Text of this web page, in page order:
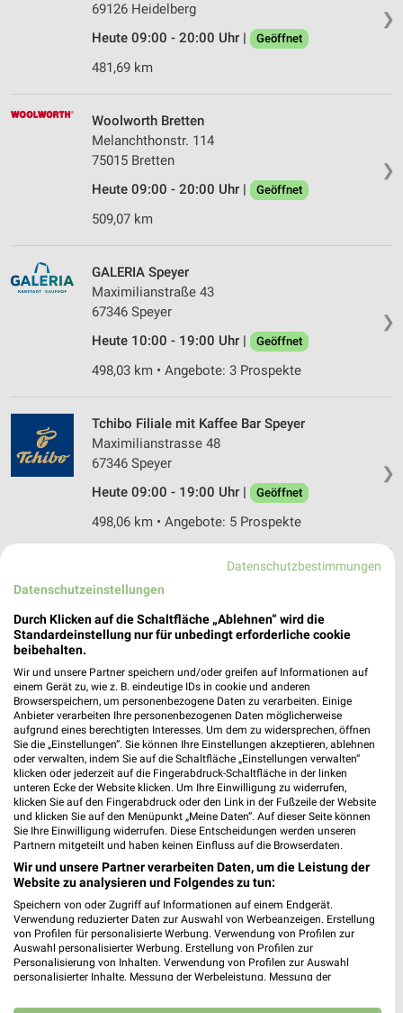
❯
69126 Heidelberg
Heute 09:00 - 20:00 Uhr |
Geöffnet
481,69 km
❯
Woolworth Bretten
Melanchthonstr. 114
75015 Bretten
Heute 09:00 - 20:00 Uhr |
Geöffnet
509,07 km
❯
GALERIA Speyer
Maximilianstraße 43
67346 Speyer
Heute 10:00 - 19:00 Uhr |
Geöffnet
498,03 km • Angebote: 3 Prospekte
❯
Tchibo Filiale mit Kaffee Bar Speyer
Maximilianstrasse 48
67346 Speyer
Heute 09:00 - 19:00 Uhr |
Geöffnet
498,06 km • Angebote: 5 Prospekte
Ernsting's family Speyer
Postplatz 1
67346 Speyer
Heute 09:00 - 19:00 Uhr |
Geöffnet
498,07 km
Ernsting's family Eppingen
Mühlbacher Straße 1
75031 Eppingen
Heute 09:00 - 19:00 Uhr | Geöffnet
491,26 km
Ernsting's family Schwetzingen
Carl-Theodor-Straße 7
68723 Schwetzingen
Heute 09:00 - 19:00 Uhr | Geöffnet
485,64 km
Datenschutzbestimmungen
Datenschutzeinstellungen
Durch Klicken auf die Schaltfläche „Ablehnen“ wird die
Standardeinstellung nur für unbedingt erforderliche cookie
beibehalten.
Wir und unsere Partner speichern und/oder greifen auf Informationen auf
einem Gerät zu, wie z. B. eindeutige IDs in cookie und anderen
Browserspeichern, um personenbezogene Daten zu verarbeiten. Einige
Anbieter verarbeiten Ihre personenbezogenen Daten möglicherweise
aufgrund eines berechtigten Interesses. Um dem zu widersprechen, öffnen
Sie die „Einstellungen“. Sie können Ihre Einstellungen akzeptieren, ablehnen
oder verwalten, indem Sie auf die Schaltfläche „Einstellungen verwalten“
klicken oder jederzeit auf die Fingerabdruck-Schaltfläche in der linken
unteren Ecke der Website klicken. Um Ihre Einwilligung zu widerrufen,
klicken Sie auf den Fingerabdruck oder den Link in der Fußzeile der Website
und klicken Sie auf den Menüpunkt „Meine Daten“. Auf dieser Seite können
Sie Ihre Einwilligung widerrufen. Diese Entscheidungen werden unseren
Partnern mitgeteilt und haben keinen Einfluss auf die Browserdaten.
Wir und unsere Partner verarbeiten Daten, um die Leistung der
Website zu analysieren und Folgendes zu tun:
Speichern von oder Zugriff auf Informationen auf einem Endgerät.
Verwendung reduzierter Daten zur Auswahl von Werbeanzeigen. Erstellung
von Profilen für personalisierte Werbung. Verwendung von Profilen zur
Auswahl personalisierter Werbung. Erstellung von Profilen zur
Personalisierung von Inhalten. Verwendung von Profilen zur Auswahl
personalisierter Inhalte. Messung der Werbeleistung. Messung der
Kombinationen von Daten aus verschiedenen Quellen. Entwicklung und